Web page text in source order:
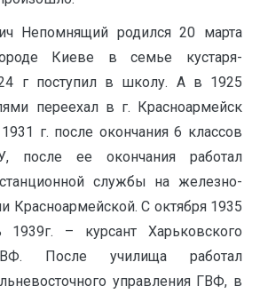
Непомнящий родился 20 марта
Киеве в семье кустаря-
г поступил в школу. А в 1925
переехал в г. Красноармейск
г. после окончания 6 классов
после ее окончания работал
службы на железно-
Красноармейской. С октября 1935
1939г. – курсант Харьковского
После училища работал
управления ГВФ, в